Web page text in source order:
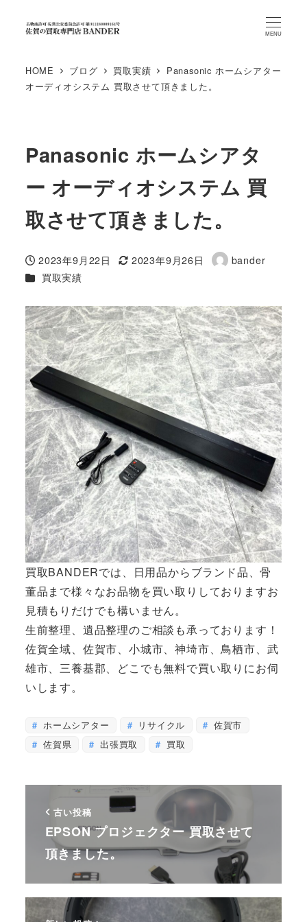
MENU
HOME ブログ 買取実績
Panasonic ホームシアター
オーディオシステム 買取させて頂きました。
Panasonic ホームシアタ
ー オーディオシステム 買
取させて頂きました。
投稿日
2023年9月22日
更新日
2023年9月26日
著
bander
カテゴリー
買取実績
買取BANDERでは、日用品からブランド品、骨
董品まで様々なお品物を買い取りしておりますお
見積もりだけでも構いません。
生前整理、遺品整理のご相談も承っております！
佐賀全域、佐賀市、小城市、神埼市、鳥栖市、武
雄市、三養基郡、どこでも無料で買い取りにお伺
いします。
ホームシアター リサイクル
佐賀市
佐賀県
出張買取 買取
古い投稿
EPSON プロジェクター 買取させて
頂きました。